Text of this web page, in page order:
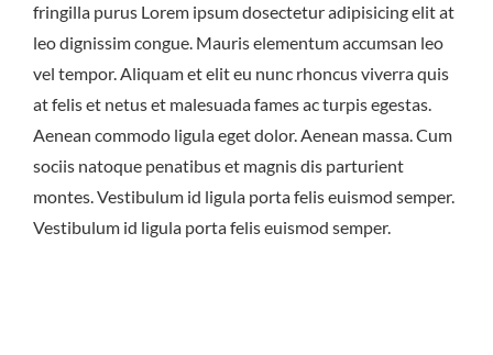
fringilla purus Lorem ipsum dosectetur adipisicing elit at
leo dignissim congue. Mauris elementum accumsan leo
vel tempor. Aliquam et elit eu nunc rhoncus viverra quis
at felis et netus et malesuada fames ac turpis egestas.
Aenean commodo ligula eget dolor. Aenean massa. Cum
sociis natoque penatibus et magnis dis parturient
montes. Vestibulum id ligula porta felis euismod semper.
Vestibulum id ligula porta felis euismod semper.